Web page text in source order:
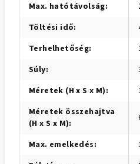
Max. hatótávolság:
Töltési idő:
Terhelhetőség:
Súly:
Méretek (H x S x M):
Méretek összehajtva
(H x S x M):
Max. emelkedés: